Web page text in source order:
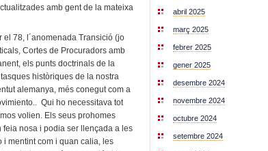
amb gent de la mateixa
78, l´anomenada Transició (jo
Cortes de Procuradors amb
els punts doctrinals de la
històriques de la nostra
alemanya, més conegut com a
Qui ho necessitava tot
volien. Els seus prohomes
nosa i podia ser llençada a les
i mentint com i quan calia, les
abril 2025
març 2025
febrer 2025
gener 2025
desembre 2024
novembre 2024
octubre 2024
setembre 2024